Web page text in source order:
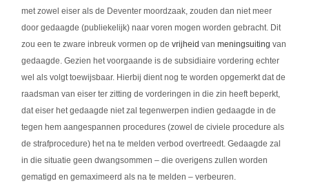
met zowel eiser als de Deventer moordzaak, zouden dan niet meer
door gedaagde (publiekelijk) naar voren mogen worden gebracht. Dit
zou een te zware inbreuk vormen op devrijheid vanmeningsuiting van
gedaagde. Gezien het voorgaande is de subsidiaire vordering echter
wel als volgt toewijsbaar. Hierbij dient nog te worden opgemerkt dat de
raadsman van eiser ter zitting de vorderingen in die zin heeft beperkt,
dat eiser het gedaagde niet zal tegenwerpen indien gedaagde in de
tegen hem aangespannen procedures (zowel de civiele procedure als
de strafprocedure) het na te melden verbod overtreedt. Gedaagde zal
in die situatie geen dwangsommen – die overigens zullen worden
gematigd en gemaximeerd als na te melden – verbeuren.